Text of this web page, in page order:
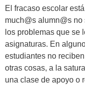
El fracaso escolar
much@s alumn@s
los problemas que se
asignaturas. En
estudiantes no
otras cosas, a la
una clase de apoyo o